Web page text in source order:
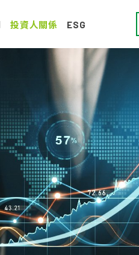
投資人關係 ESG